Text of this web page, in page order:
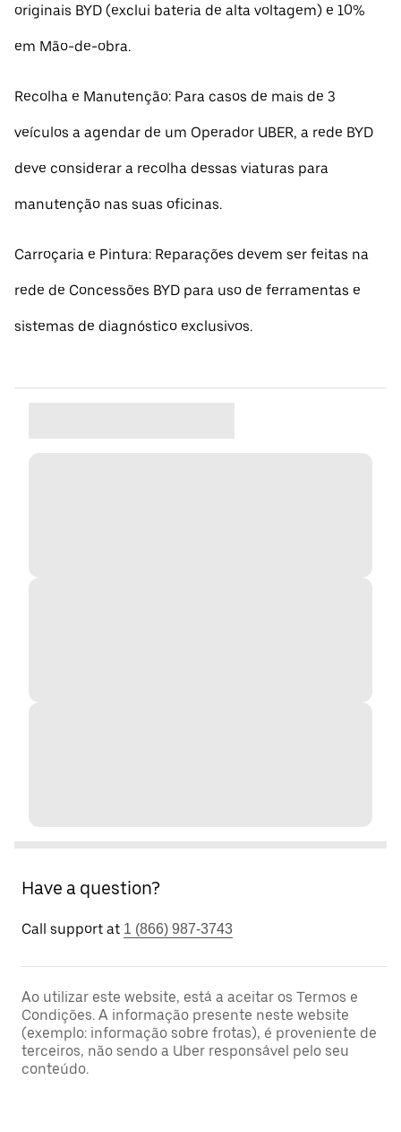
originais BYD (exclui bateria de alta voltagem) e 10%
em Mão-de-obra.
Recolha e Manutenção: Para casos de mais de 3
veículos a agendar de um Operador UBER, a rede BYD
deve considerar a recolha dessas viaturas para
manutenção nas suas oficinas.
Carroçaria e Pintura: Reparações devem ser feitas na
rede de Concessões BYD para uso de ferramentas e
sistemas de diagnóstico exclusivos.
Have a question?
Call support at 1 (866) 987-3743
Ao utilizar este website, está a aceitar os Termos e
Condições. A informação presente neste website
(exemplo: informação sobre frotas), é proveniente de
terceiros, não sendo a Uber responsável pelo seu
conteúdo.